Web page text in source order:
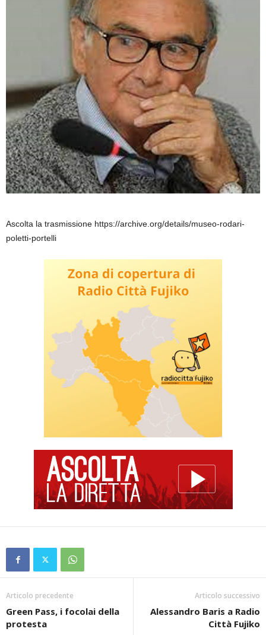
Ascolta la trasmissione https://archive.org/details/museo-rodari-
poletti-portelli
Articolo precedente
Green Pass, i focolai della
protesta
Articolo successivo
Alessandro Baris a Radio
Città Fujiko